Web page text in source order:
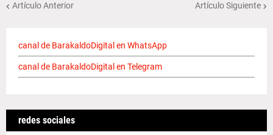
Artículo Anterior Artículo Siguiente
canal de BarakaldoDigital en WhatsApp
canal de BarakaldoDigital en Telegram
redes sociales